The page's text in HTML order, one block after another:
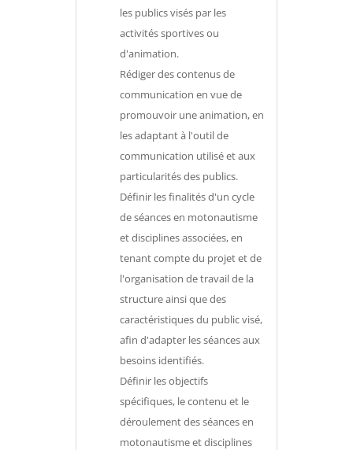
les publics visés par les
activités sportives ou
d'animation.
Rédiger des contenus de
communication en vue de
promouvoir une animation, en
les adaptant à l'outil de
communication utilisé et aux
particularités des publics.
Définir les finalités d'un cycle
de séances en motonautisme
et disciplines associées, en
tenant compte du projet et de
l'organisation de travail de la
structure ainsi que des
caractéristiques du public visé,
afin d'adapter les séances aux
besoins identifiés.
Définir les objectifs
spécifiques, le contenu et le
déroulement des séances en
motonautisme et disciplines